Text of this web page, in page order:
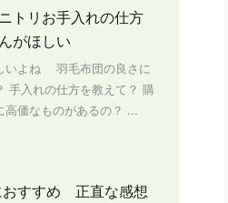
トリお手入れの仕方
がほしい
いよね 羽毛布団の良さに
手入れの仕方を教えて？ 購
高価なものがあるの？ ...
おすすめ 正直な感想